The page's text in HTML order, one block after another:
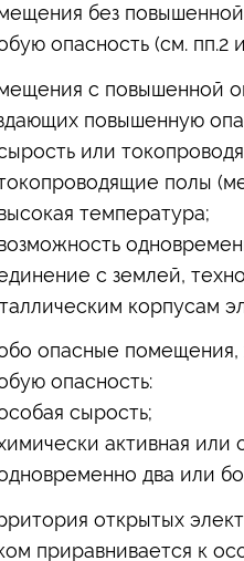
без
опасность (см. пп.2
с повышенной
повышенную
или
полы
температура;
с землей,
корпусам
опасные помещения,
опасность:
сырость;
активная или
два или
открытых
приравнивается к